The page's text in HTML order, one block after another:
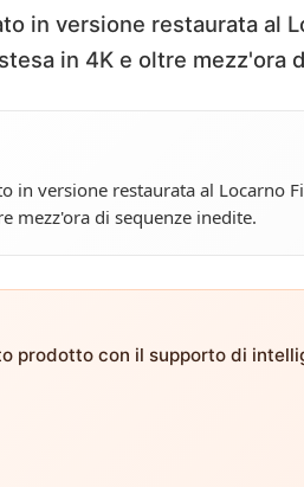
in versione restaurata al
in 4K e oltre mezz'ora
in versione restaurata al Locarno
mezz'ora di sequenze inedite.
prodotto con il supporto di